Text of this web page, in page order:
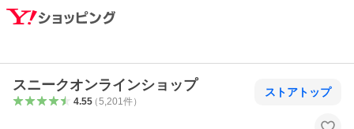
スニークオンラインショップ
4.55（5,201 件）
ストアトップ